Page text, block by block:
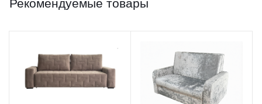
Рекомендуемые товары